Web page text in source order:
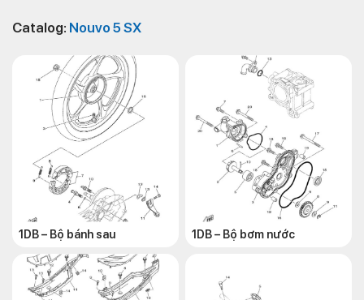
Catalog: Nouvo 5 SX
1DB – Bộ bánh sau 1DB – Bộ bơm nước